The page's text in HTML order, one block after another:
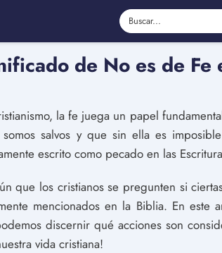
de No es de Fe
la fe juega un papel
salvos y que sin ella es
escrito como pecado en las
que los cristianos se pregunten si
mencionados en la Biblia. En
discernir qué acciones son
vida cristiana!